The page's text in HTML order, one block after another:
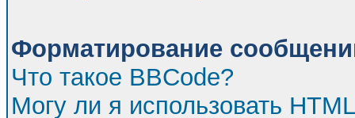
Форматирование
Что такое BBCode?
Могу ли я использовать